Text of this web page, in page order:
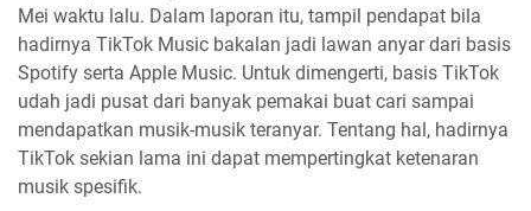
Mei waktu lalu. Dalam laporan itu, tampil pendapat bila
hadirnya TikTok Music bakalan jadi lawan anyar dari basis
Spotify serta Apple Music. Untuk dimengerti, basis TikTok
udah jadi pusat dari banyak pemakai buat cari sampai
mendapatkan musik-musik teranyar. Tentang hal, hadirnya
TikTok sekian lama ini dapat mempertingkat ketenaran
musik spesifik.